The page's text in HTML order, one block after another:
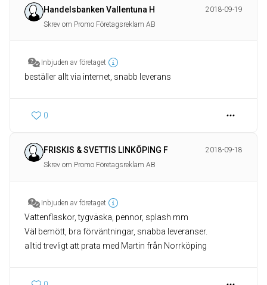
Handelsbanken Vallentuna H
2018-09-19
Skrev om Promo Företagsreklam AB
Inbjuden av företaget
beställer allt via internet, snabb leverans
0
FRISKIS & SVETTIS LINKÖPING F
2018-09-18
Skrev om Promo Företagsreklam AB
Inbjuden av företaget
Vattenflaskor, tygväska, pennor, splash mm
Väl bemött, bra förväntningar, snabba leveranser.
alltid trevligt att prata med Martin från Norrköping